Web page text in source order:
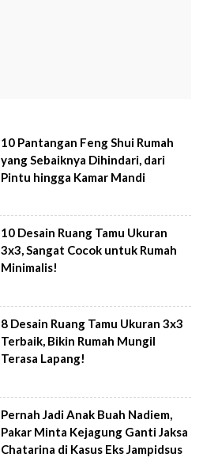
10 Pantangan Feng Shui Rumah
yang Sebaiknya Dihindari, dari
Pintu hingga Kamar Mandi
10 Desain Ruang Tamu Ukuran
3x3, Sangat Cocok untuk Rumah
Minimalis!
8 Desain Ruang Tamu Ukuran 3x3
Terbaik, Bikin Rumah Mungil
Terasa Lapang!
Pernah Jadi Anak Buah Nadiem,
Pakar Minta Kejagung Ganti Jaksa
Chatarina di Kasus Eks Jampidsus